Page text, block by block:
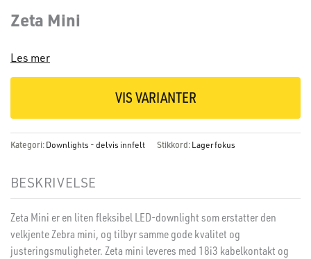
Zeta Mini
Les mer
VIS VARIANTER
Kategori: Downlights - delvis innfelt Stikkord: Lagerfokus
BESKRIVELSE
Zeta Mini er en liten fleksibel LED-downlight som erstatter den
velkjente Zebra mini, og tilbyr samme gode kvalitet og
justeringsmuligheter. Zeta mini leveres med 18i3 kabelkontakt og